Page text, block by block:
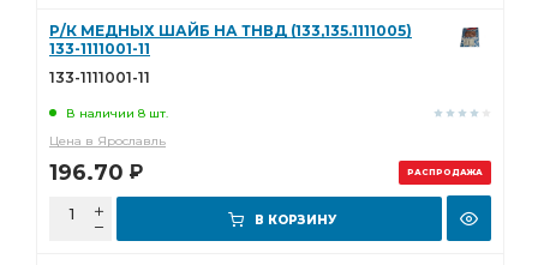
РАСПРОДАЖА
Р/К МЕДНЫХ ШАЙБ НА ТНВД (133,135.1111005)
133-1111001-11
133-1111001-11
В наличии 8 шт.
Цена в Ярославль
196.70 Р
В КОРЗИНУ